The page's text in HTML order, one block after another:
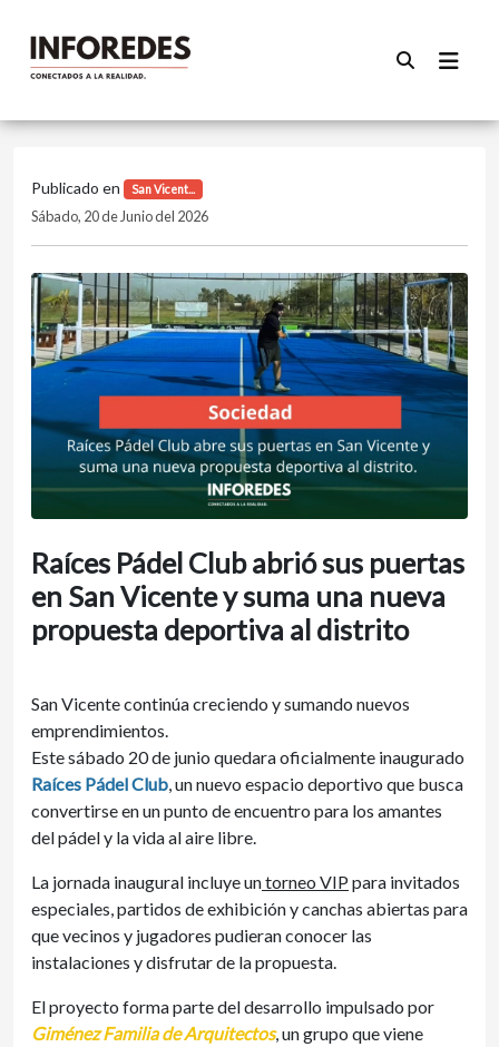
Publicado en San Vicent...
Sábado, 20 de Junio del 2026
Raíces Pádel Club abrió sus puertas
en San Vicente y suma una nueva
propuesta deportiva al distrito
San Vicente continúa creciendo y sumando nuevos
emprendimientos.
Este sábado 20 de junio quedara oficialmente inaugurado
Raíces Pádel Club , un nuevo espacio deportivo que busca
convertirse en un punto de encuentro para los amantes
del pádel y la vida al aire libre.
La jornada inaugural incluye untorneo VIP para invitados
especiales, partidos de exhibición y canchas abiertas para
que vecinos y jugadores pudieran conocer las
instalaciones y disfrutar de la propuesta.
El proyecto forma parte del desarrollo impulsado por
Giménez Familia de Arquitectos, un grupo que viene